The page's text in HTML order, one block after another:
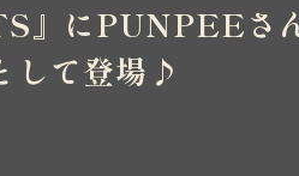
にPUNPEEさ
して登場♪